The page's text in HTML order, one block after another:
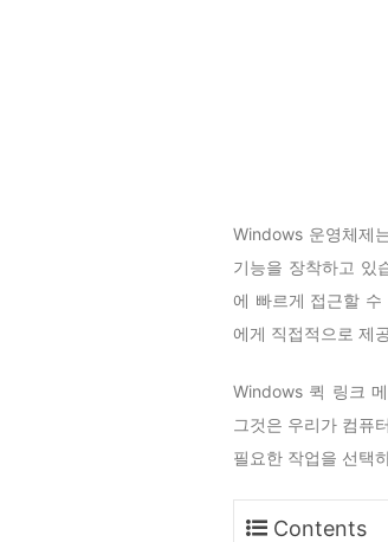
Windows 운영체제
기능을 장착하고 있
에 빠르게 접근할
에게 직접적으로 제
Windows 퀵 링크
그것은 우리가 컴퓨
필요한 작업을 선택
Contents